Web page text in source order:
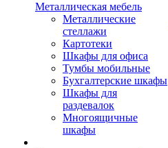
Металлическая мебель
Металлические
стеллажи
Картотеки
Шкафы для офиса
Тумбы мобильные
Бухгалтерские шкафы
Шкафы для
раздевалок
Многоящичные
шкафы